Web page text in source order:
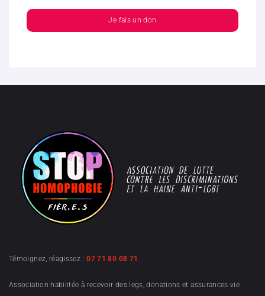
Je fais un don
Témoignez, réagissez :07 71 80 08 71
Association habilitée à recevoir des legs, donations et assurances-vie